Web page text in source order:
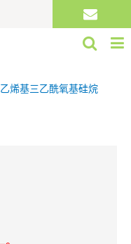
乙烯基三乙酰氧基硅烷